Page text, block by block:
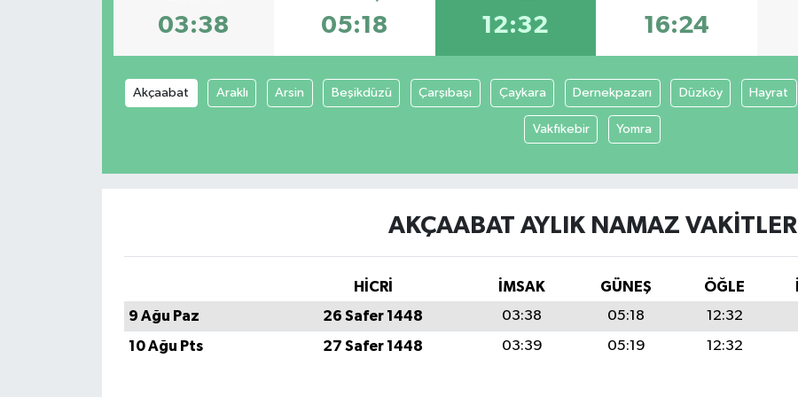
03:38 05:18 12:32 16:24
Akçaabat Araklı Arsin Beşikdüzü Çarşıbaşı Çaykara Dernekpazarı Düzköy Hayrat
Vakfıkebir Yomra
AKÇAABAT AYLIK NAMAZ VAKITLERI
HİCRİ İMSAK GÜNEŞ ÖĞLE
9 Ağu Paz
26 Safer 1448 03:38 05:18 12:32
10 Ağu Pts
27 Safer 1448 03:39 05:19 12:32